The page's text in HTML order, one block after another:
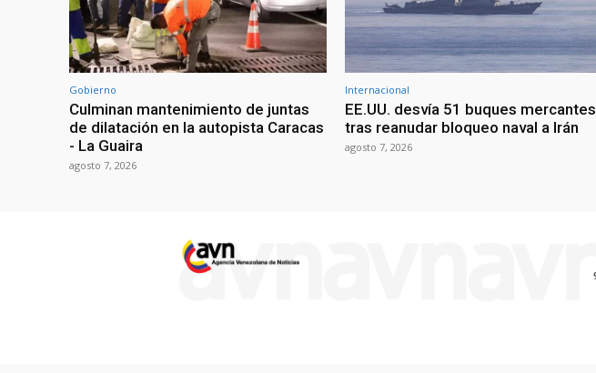
Gobierno
Culminan mantenimiento de juntas
de dilatación en la autopista Caracas
- La Guaira
agosto 7, 2026
Internacional
EE.UU. desvía 51 buques mercantes
tras reanudar bloqueo naval a Irán
agosto 7, 2026